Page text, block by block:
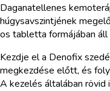
Daganatellenes
húgysavszintjének
os tabletta formájában áll
Kezdje el a Denofix
megkezdése előtt, és
A kezelés általában rövid